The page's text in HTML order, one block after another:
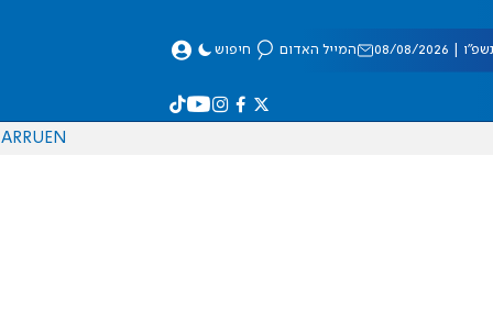
08/2026 המייל האדום חיפוש
EN
RU
AR